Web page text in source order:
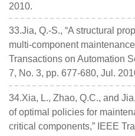
2010.
33.Jia, Q.-S., “A structural
multi-component
Transactions on Automation
7, No. 3, pp. 677-680, Jul.
34.Xia, L., Zhao, Q.C., and
of optimal policies for
critical components,” IEEE